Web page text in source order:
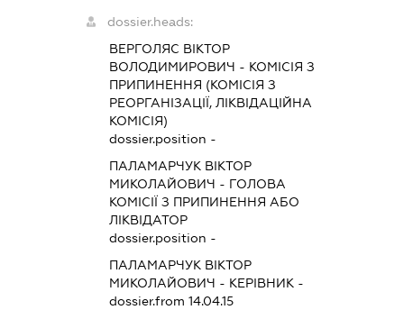
dossier.heads:
ВЕРГОЛЯС ВІКТОР
ВОЛОДИМИРОВИЧ - КОМІСІЯ З
ПРИПИНЕННЯ (КОМІСІЯ З
РЕОРГАНІЗАЦІЇ, ЛІКВІДАЦІЙНА
КОМІСІЯ)
dossier.position -
ПАЛАМАРЧУК ВІКТОР
МИКОЛАЙОВИЧ - ГОЛОВА
КОМІСІЇ З ПРИПИНЕННЯ АБО
ЛІКВІДАТОР
dossier.position -
ПАЛАМАРЧУК ВІКТОР
МИКОЛАЙОВИЧ - КЕРІВНИК -
dossier.from 14.04.15